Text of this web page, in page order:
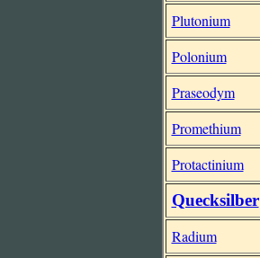
Plutonium
Polonium
Praseodym
Promethium
Protactinium
Quecksilber
Radium